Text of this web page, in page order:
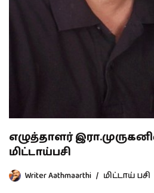
எழுத்தாளர்
மிட்டாய்பசி
Writer Aathmaarthi மிட்டாய் பசி